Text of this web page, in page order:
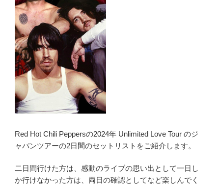
Red Hot Chili Peppersの2024年 Unlimited Love Tour のジ
ャパンツアーの2日間のセットリストをご紹介します。
二日間行けた方は、感動のライブの思い出として一日し
か行けなかった方は、両日の確認としてなど楽しんでく